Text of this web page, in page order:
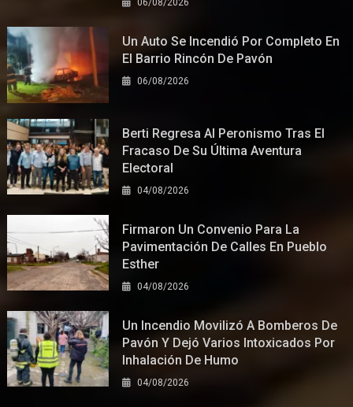
06/08/2026
Un Auto Se Incendió Por Completo En
El Barrio Rincón De Pavón
06/08/2026
Berti Regresa Al Peronismo Tras El
Fracaso De Su Última Aventura
Electoral
04/08/2026
Firmaron Un Convenio Para La
Pavimentación De Calles En Pueblo
Esther
04/08/2026
Un Incendio Movilizó A Bomberos De
Pavón Y Dejó Varios Intoxicados Por
Inhalación De Humo
04/08/2026